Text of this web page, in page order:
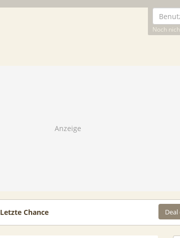
Noch
Letzte Chance